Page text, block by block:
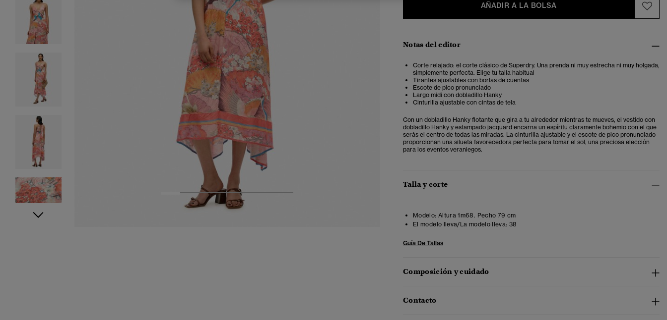
2 3 4 5
AÑADIR A LA BOLSA
Notas del editor
Corte relajado: el corte clásico de Superdry. Una prenda ni muy estrecha ni muy holgada,
simplemente perfecta. Elige tu talla habitual
Tirantes ajustables con borlas de cuentas
Escote de pico pronunciado
Largo midi con dobladillo Hanky
Cinturilla ajustable con cintas de tela
Con un dobladillo Hanky flotante que gira a tu alrededor mientras te mueves, el vestido con
dobladillo Hanky y estampado jacquard encarna un espíritu claramente bohemio con el que
serás el centro de todas las miradas. La cinturilla ajustable y el escote de pico pronunciado
proporcionan una silueta favorecedora perfecta para tomar el sol, una preciosa elección
para los eventos veraniegos.
Talla y corte
Modelo: Altura 1m68. Pecho 79 cm
El modelo lleva/La modelo lleva: 38
Guía De Tallas
Composición y cuidado
Contacto